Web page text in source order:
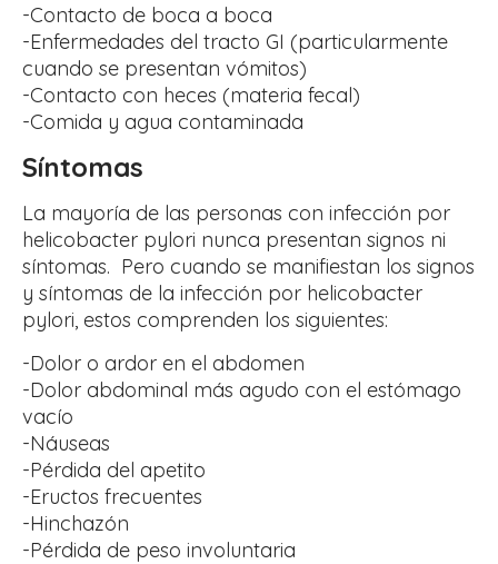
-Contacto de boca a boca
-Enfermedades del tracto GI (particularmente
cuando se presentan vómitos)
-Contacto con heces (materia fecal)
-Comida y agua contaminada
Síntomas
La mayoría de las personas con infección por
helicobacter pylori nunca presentan signos ni
síntomas. Pero cuando se manifiestan los signos
y síntomas de la infección por helicobacter
pylori, estos comprenden los siguientes:
-Dolor o ardor en el abdomen
-Dolor abdominal más agudo con el estómago
vacío
-Náuseas
-Pérdida del apetito
-Eructos frecuentes
-Hinchazón
-Pérdida de peso involuntaria